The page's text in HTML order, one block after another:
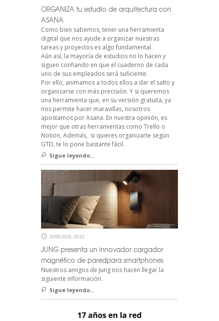
ORGANIZA tu estudio de arquitectura con
ASANA
Como bien sabemos, tener una herramienta
digital que nos ayude a organizar nuestras
tareas y proyectos es algo fundamental.
Aún así, la mayoría de estudios no lo hacen y
siguen confiando en que el cuaderno de cada
uno de sus empleados será suficiente.
Por ello, animamos a todos ellos a dar el salto y
organizarse con más precisión. Y si queremos
una herramienta que, en su versión gratuita, ya
nos permite hacer maravillas, nosotros
apostamos por Asana. En nuestra opinión, es
mejor que otras herramientas como Trello o
Notion, Además, si quieres organizarte según
GTD, te lo pone bastante fácil.
Sigue leyendo...
20/06/2026, 20:22
JUNG presenta un innovador cargador
magnético de paredpara smartphones
Nuestros amigos de Jung nos hacen llegar la
siguiente información.
Sigue leyendo...